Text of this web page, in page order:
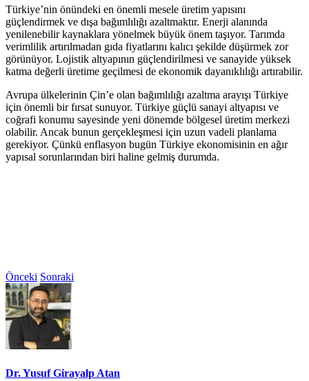
Türkiye’nin önündeki en önemli mesele üretim yapısını
güçlendirmek ve dışa bağımlılığı azaltmaktır. Enerji alanında
yenilenebilir kaynaklara yönelmek büyük önem taşıyor. Tarımda
verimlilik artırılmadan gıda fiyatlarını kalıcı şekilde düşürmek zor
görünüyor. Lojistik altyapının güçlendirilmesi ve sanayide yüksek
katma değerli üretime geçilmesi de ekonomik dayanıklılığı artırabilir.
Avrupa ülkelerinin Çin’e olan bağımlılığı azaltma arayışı Türkiye
için önemli bir fırsat sunuyor. Türkiye güçlü sanayi altyapısı ve
coğrafi konumu sayesinde yeni dönemde bölgesel üretim merkezi
olabilir. Ancak bunun gerçekleşmesi için uzun vadeli planlama
gerekiyor. Çünkü enflasyon bugün Türkiye ekonomisinin en ağır
yapısal sorunlarından biri haline gelmiş durumda.
Önceki Sonraki
Dr. Yusuf Girayalp Atan